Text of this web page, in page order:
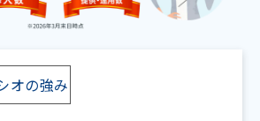
オの強み